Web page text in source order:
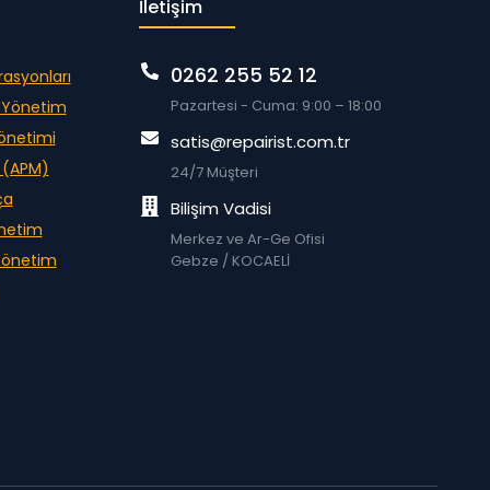
Yönetim
İletişim
0262 255 52 12
Pazartesi - Cuma: 9:00 – 18:00
satis@repairist.com.tr
24/7 Müşteri
Bilişim Vadisi
Merkez ve Ar-Ge Ofisi
Gebze / KOCAELİ